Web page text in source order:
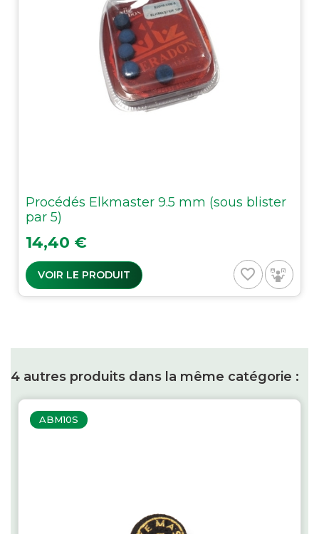
Procédés Elkmaster 9.5 mm (sous blister
par 5)
Prix
14,40 €
VOIR LE PRODUIT favorite_border
4 autres produits dans la même catégorie :
ABM10S